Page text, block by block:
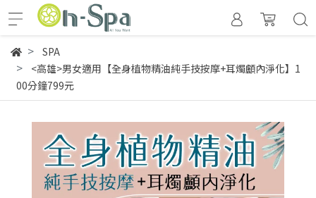
SPA
<高雄>男女適用【全身植物精油純手技按摩+耳燭顱內淨化】1
00分鐘799元